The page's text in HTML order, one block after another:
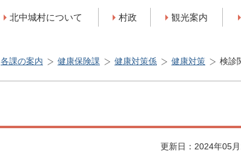
北中城村について 村政 観光案内
各課の案内 健康保険課 健康対策係 健康対策 検診
更新日：2024年05